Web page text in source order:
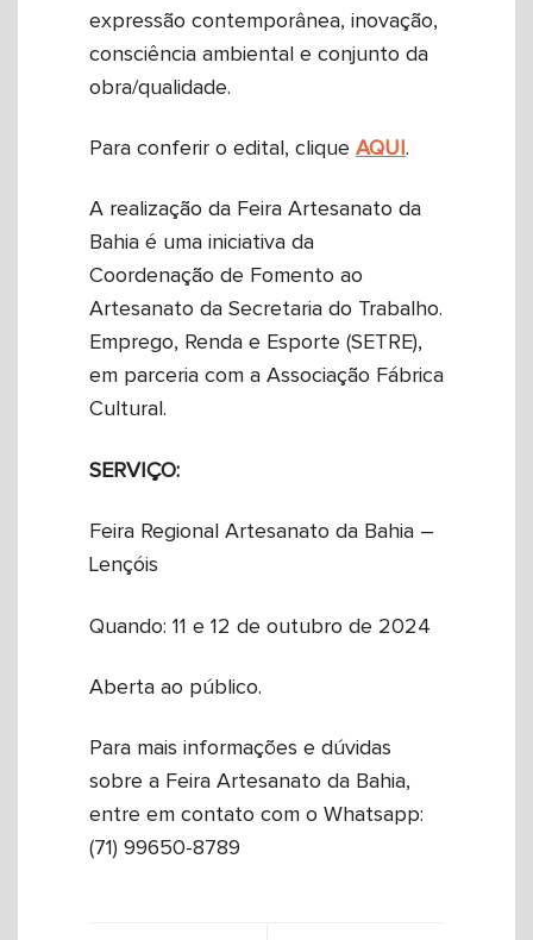
expressão contemporânea, inovação,
consciência ambiental e conjunto da
obra/qualidade.
Para conferir o edital, clique AQUI .
A realização da Feira Artesanato da
Bahia é uma iniciativa da
Coordenação de Fomento ao
Artesanato da Secretaria do Trabalho.
Emprego, Renda e Esporte (SETRE),
em parceria com a Associação Fábrica
Cultural.
SERVIÇO:
Feira Regional Artesanato da Bahia –
Lençóis
Quando: 11 e 12 de outubro de 2024
Aberta ao público.
Para mais informações e dúvidas
sobre a Feira Artesanato da Bahia,
entre em contato com o Whatsapp:
(71) 99650-8789